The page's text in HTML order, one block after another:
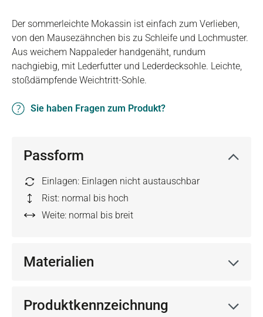
Der sommerleichte Mokassin ist einfach zum Verlieben,
von den Mausezähnchen bis zu Schleife und Lochmuster.
Aus weichem Nappaleder handgenäht, rundum
nachgiebig, mit Lederfutter und Lederdecksohle. Leichte,
stoßdämpfende Weichtritt-Sohle.
Sie haben Fragen zum Produkt?
Passform
Einlagen: Einlagen nicht austauschbar
Rist: normal bis hoch
Weite: normal bis breit
Materialien
Produktkennzeichnung